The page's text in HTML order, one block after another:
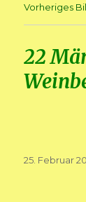
Vorheriges
22
Veröffentlicht
25. Februar